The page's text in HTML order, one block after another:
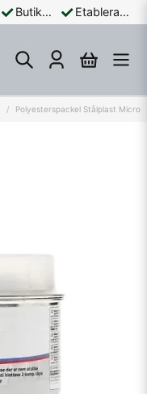
Butik och Online Etablerad Sedan 1965
Polyesterspackel Stålplast Micro